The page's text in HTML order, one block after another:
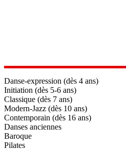
Danse-expression (dès 4 ans)
Initiation (dès 5-6 ans)
Classique (dès 7 ans)
Modern-Jazz (dès 10 ans)
Contemporain (dès 16 ans)
Danses anciennes
Baroque
Pilates